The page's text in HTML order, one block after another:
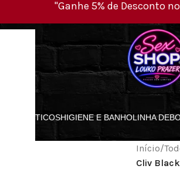
"Ganhe 5% de Desconto
COSMÉTICOSHIGIENE E BANHOLINHA
Início/
Cliv